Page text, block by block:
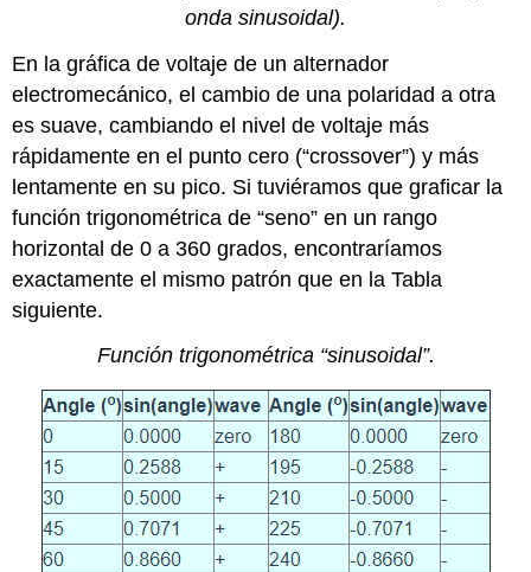
onda sinusoidal).
En la gráfica de voltaje de un alternador
electromecánico, el cambio de una polaridad a otra
es suave, cambiando el nivel de voltaje más
rápidamente en el punto cero (“crossover”) y más
lentamente en su pico. Si tuviéramos que graficar la
función trigonométrica de “seno” en un rango
horizontal de 0 a 360 grados, encontraríamos
exactamente el mismo patrón que en la Tabla
siguiente.
Función trigonométrica “sinusoidal”.